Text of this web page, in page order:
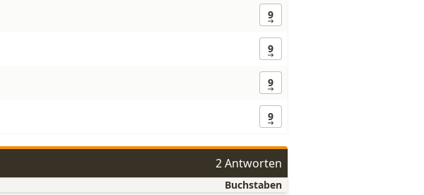
9
9
9
9
2 Antworten
Buchstaben